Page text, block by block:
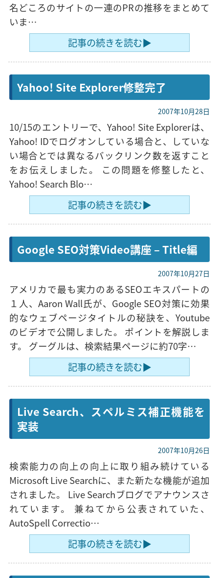
名どころのサイトの一連のPRの推移をまとめて
いま…
記事の続きを読む▶
Yahoo! Site Explorer修整完了
2007年10月28日
10/15のエントリーで、Yahoo! Site Explorerは、
Yahoo! IDでログオンしている場合と、していな
い場合とでは異なるバックリンク数を返すこと
をお伝えしました。 この問題を修整したと、
Yahoo! Search Blo…
記事の続きを読む▶
Google SEO対策Video講座 – Title編
2007年10月27日
アメリカで最も実力のあるSEOエキスパートの
１人、Aaron Wall氏が、Google SEO対策に効果
的なウェブページタイトルの秘訣を、Youtube
のビデオで公開しました。 ポイントを解説しま
す。 グーグルは、検索結果ページに約70字…
記事の続きを読む▶
Live Search、スペルミス補正機能を
実装
2007年10月26日
検索能力の向上の向上に取り組み続けている
Microsoft Live Searchに、また新たな機能が追加
されました。 Live Searchブログでアナウンスさ
れています。 兼ねてから公表されていた、
AutoSpell Correctio…
記事の続きを読む▶